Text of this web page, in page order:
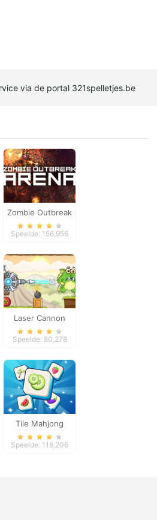
via de portal 321spelletjes.be
Zombie Outbreak
Arena
Speelde: 156,956
Laser Cannon
Levels Pack
Speelde: 80,278
Tile Mahjong
Speelde: 118,206